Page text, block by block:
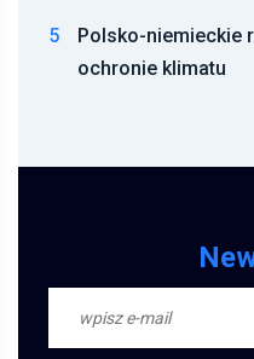
5
Polsko-niemieckie
ochronie klimatu